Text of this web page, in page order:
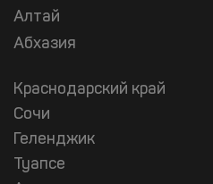
Алтай
Абхазия
Краснодарский край
Сочи
Геленджик
Туапсе